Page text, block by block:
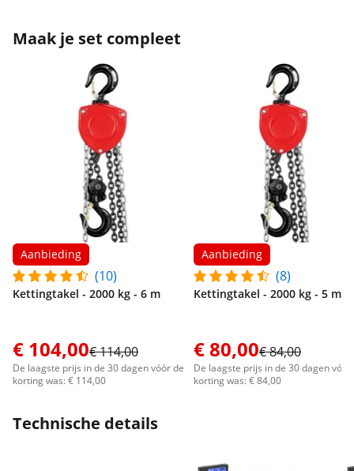
Maak je set compleet
Aanbieding
(10)
Kettingtakel - 2000 kg - 6 m
€ 104,00€ 114,00
De laagste prijs in de 30 dagen vóór de
korting was: € 114,00
Aanbieding
(8)
Kettingtakel - 2000 kg - 5 m
€ 80,00€ 84,00
De laagste prijs in de 30 dagen vóór
korting was: € 84,00
Technische details